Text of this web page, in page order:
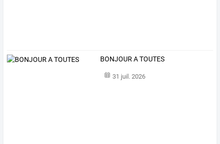
BONJOUR A TOUTES
31 juil. 2026